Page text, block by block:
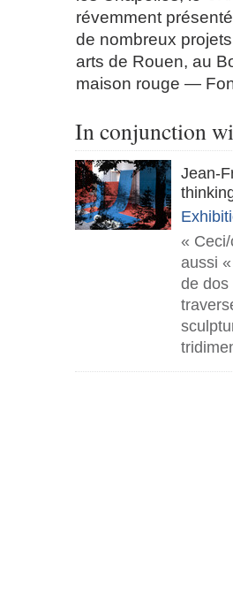
révemment
de nombreux
arts de Rouen, au
maison rouge —
In conjunction
Jean-
«
aussi
de dos